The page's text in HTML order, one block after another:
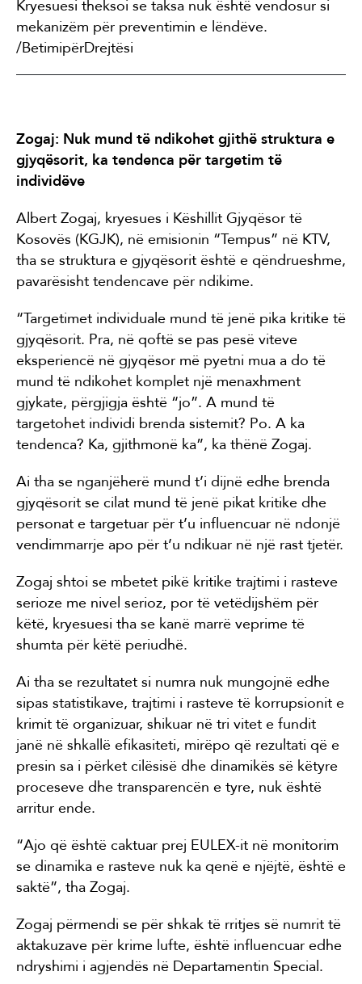
Kryesuesi theksoi se taksa nuk është vendosur si
mekanizëm për preventimin e lëndëve.
/BetimipërDrejtësi
Zogaj: Nuk mund të ndikohet gjithë struktura e
gjyqësorit, ka tendenca për targetim të
individëve
Albert Zogaj, kryesues i Këshillit Gjyqësor të
Kosovës (KGJK), në emisionin “Tempus” në KTV,
tha se struktura e gjyqësorit është e qëndrueshme,
pavarësisht tendencave për ndikime.
“Targetimet individuale mund të jenë pika kritike të
gjyqësorit. Pra, në qoftë se pas pesë viteve
eksperiencë në gjyqësor më pyetni mua a do të
mund të ndikohet komplet një menaxhment
gjykate, përgjigja është “jo”. A mund të
targetohet individi brenda sistemit? Po. A ka
tendenca? Ka, gjithmonë ka”, ka thënë Zogaj.
Ai tha se nganjëherë mund t’i dijnë edhe brenda
gjyqësorit se cilat mund të jenë pikat kritike dhe
personat e targetuar për t’u influencuar në ndonjë
vendimmarrje apo për t’u ndikuar në një rast tjetër.
Zogaj shtoi se mbetet pikë kritike trajtimi i rasteve
serioze me nivel serioz, por të vetëdijshëm për
këtë, kryesuesi tha se kanë marrë veprime të
shumta për këtë periudhë.
Ai tha se rezultatet si numra nuk mungojnë edhe
sipas statistikave, trajtimi i rasteve të korrupsionit e
krimit të organizuar, shikuar në tri vitet e fundit
janë në shkallë efikasiteti, mirëpo që rezultati që e
presin sa i përket cilësisë dhe dinamikës së këtyre
proceseve dhe transparencën e tyre, nuk është
arritur ende.
“Ajo që është caktuar prej EULEX-it në monitorim
se dinamika e rasteve nuk ka qenë e njëjtë, është e
saktë”, tha Zogaj.
Zogaj përmendi se për shkak të rritjes së numrit të
aktakuzave për krime lufte, është influencuar edhe
ndryshimi i agjendës në Departamentin Special.